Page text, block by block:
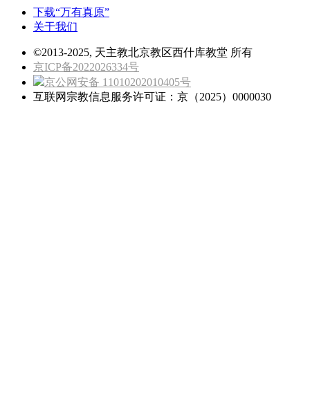
下载“万有真原”
关于我们
©2013-2025, 天主教北京教区西什库教堂 所有
京ICP备2022026334号
京公网安备 11010202010405号
互联网宗教信息服务许可证：京（2025）0000030